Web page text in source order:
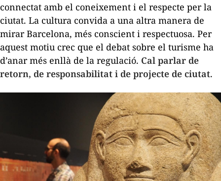
connectat amb el coneixement i el respecte per la
ciutat. La cultura convida a una altra manera de
mirar Barcelona, més conscient i respectuosa. Per
aquest motiu crec que el debat sobre el turisme ha
d’anar més enllà de la regulació. Cal parlar de
retorn, de responsabilitat i de projecte de ciutat.